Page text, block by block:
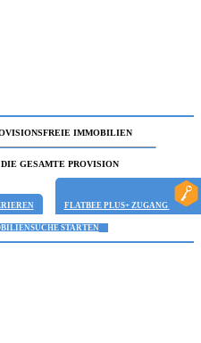
IMMOBILIEN
GESAMTE PROVISION
FLATBEE PLUS+ ZUGANG
STARTEN